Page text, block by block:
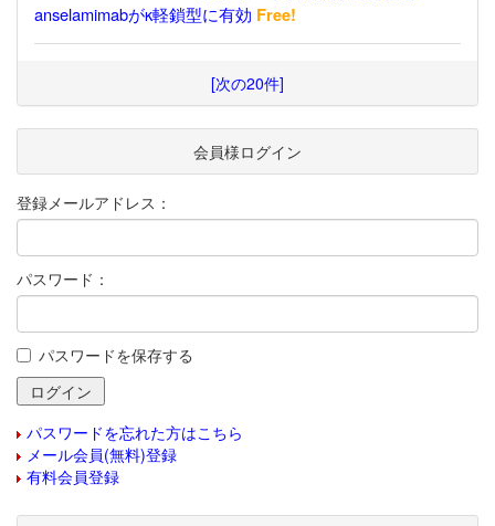
anselamimabがκ軽鎖型に有効 Free!
[次の20件]
会員様ログイン
登録メールアドレス：
パスワード：
パスワードを保存する
パスワードを忘れた方はこちら
メール会員(無料)登録
有料会員登録